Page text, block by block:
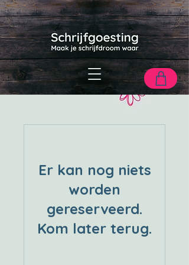
Er kan nog niets
worden
gereserveerd.
Kom later terug.